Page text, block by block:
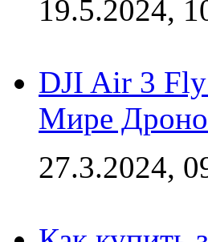
19.5.2024,
DJI Air 3
Мире
27.3.2024,